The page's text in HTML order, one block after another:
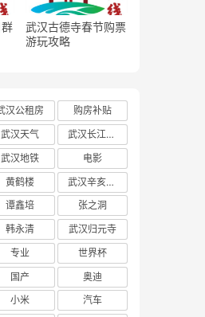
武汉古德寺春节购票
游玩攻略
汉公租房
购房补贴
武汉天气
武汉长江大桥
武汉地铁
电影
黄鹤楼
武汉辛亥革命博物馆
谭鑫培
张之洞
韩永清
武汉归元寺
专业
世界杯
国产
奥迪
小米
汽车